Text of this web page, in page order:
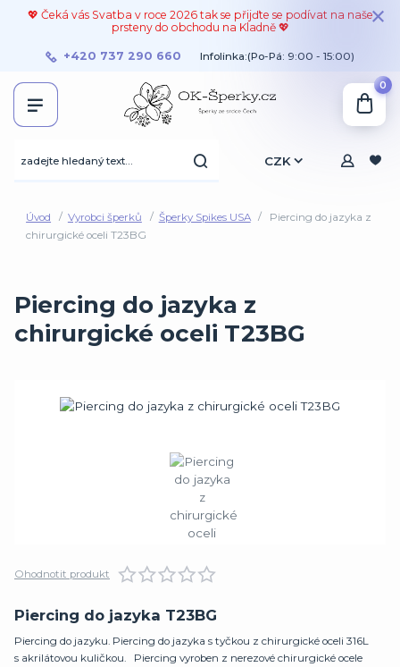
💖 Čeká vás Svatba v roce 2026 tak se přijďte se podívat na naše
prsteny do obchodu na Kladně 💖
CZK
+420 737 290 660 Infolinka:(Po-Pá: 9:00 - 15:00)
0
Úvod Vyrobci šperků Šperky Spikes USA
Piercing do jazyka z
chirurgické oceli T23BG
Piercing do jazyka z
chirurgické oceli T23BG
Ohodnotit produkt
Piercing do jazyka T23BG
Piercing do jazyku. Piercing do jazyka s tyčkou z chirurgické oceli 316L
s akrilátovou kuličkou. Piercing vyroben z nerezové chirurgické ocele